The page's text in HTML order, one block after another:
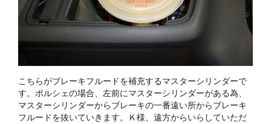
こちらがブレーキフルードを補充するマスターシリンダーで
す。ポルシェの場合、左前にマスターシリンダーがある為、
マスターシリンダーからブレーキの一番遠い所からブレーキ
フルードを抜いていきます。Ｋ様、遠方からいらしていただ